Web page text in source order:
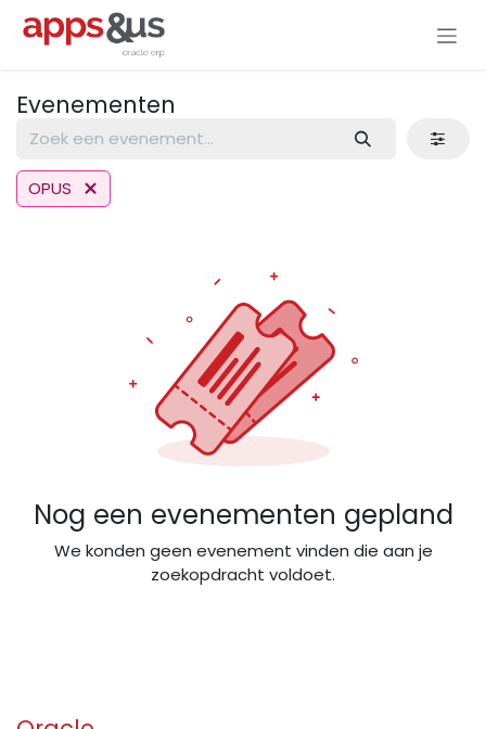
Overslaan naar inhoud
Evenementen
OPUS
Nog een evenementen gepland
We konden geen evenement vinden die aan je
zoekopdracht voldoet.